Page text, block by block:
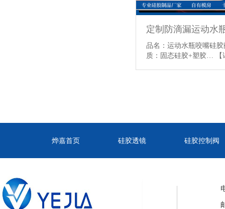
定制防滴漏运动水
品名：运动水瓶咬嘴硅
质：固态硅胶+塑胶…
烨嘉首页 硅胶透镜 硅胶控制阀